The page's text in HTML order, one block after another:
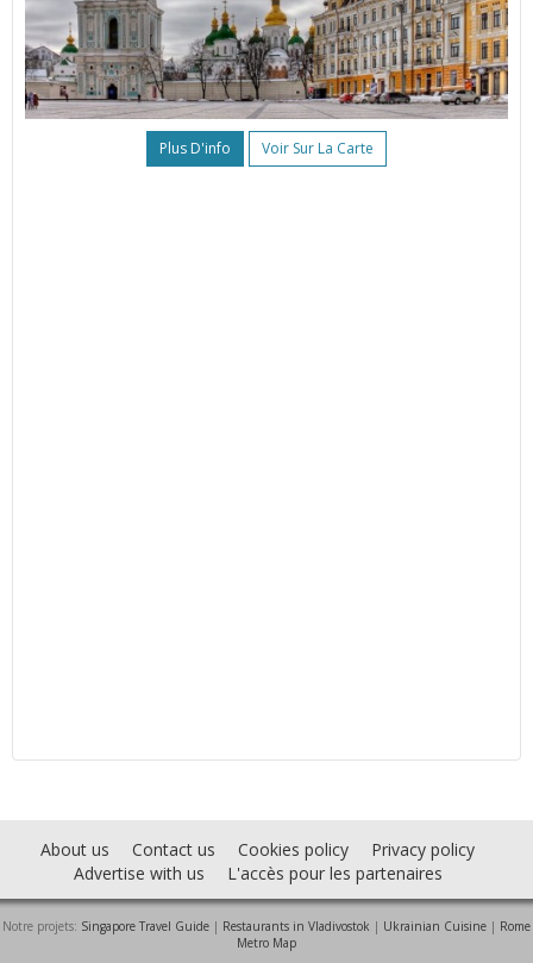
Plus D'info Voir Sur La Carte
About us Contact us Cookies policy
Privacy policy
Advertise with us
L'accès pour les partenaires
Notre projets: Singapore Travel Guide | Restaurants in Vladivostok | Ukrainian Cuisine | Rome
Metro Map